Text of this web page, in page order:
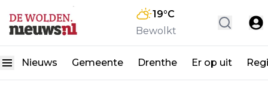
19°C
Bewolkt
Nieuws Gemeente Drenthe Er op uit